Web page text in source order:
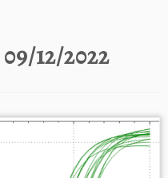
09/12/2022